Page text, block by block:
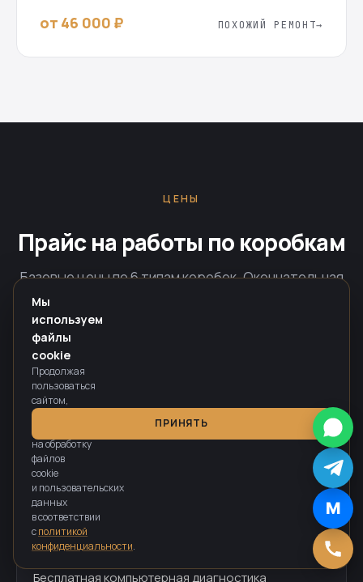
от 46 000 ₽ ПОХОЖИЙ РЕМОНТ
ЦЕНЫ
Прайс на работы по коробкам
Базовые цены по 6 типам коробок. Окончательная
стоимость определяется по результатам
DQ200
6DCT250
DQ200 DSG-7
Бесплатная компьютерная диагностика
Мы
используем
файлы
cookie
Продолжая
пользоваться
сайтом,
вы
на обработку
файлов
cookie
и пользовательских
данных
в соответствии
сполитикой
конфиденциальности.
ПРИНЯТЬ
M